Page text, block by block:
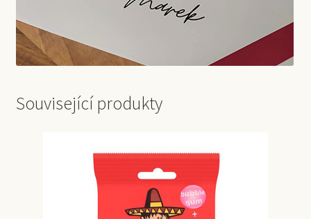
Související produkty